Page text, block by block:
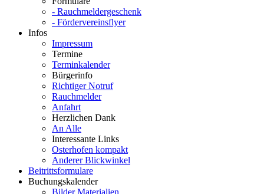
- Rauchmeldergeschenk
- Fördervereinsflyer
Infos
Impressum
Termine
Terminkalender
Bürgerinfo
Richtiger Notruf
Rauchmelder
Anfahrt
Herzlichen Dank
An Alle
Interessante Links
Osterhofen kompakt
Anderer Blickwinkel
Beitrittsformulare
Buchungskalender
Bilder Materialien